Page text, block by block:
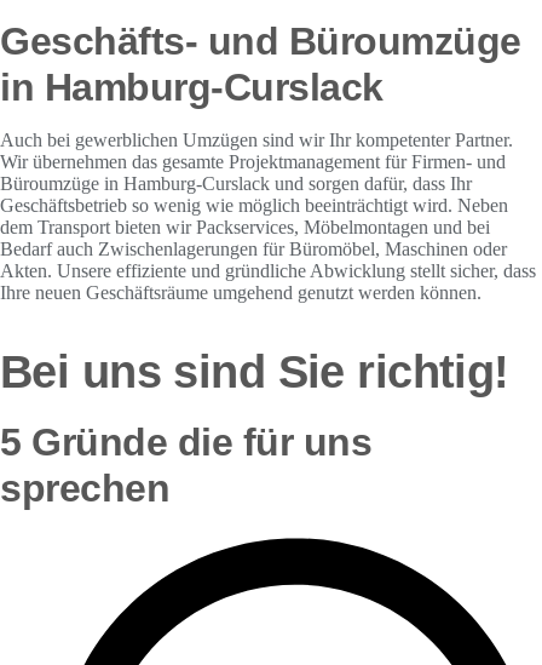
Geschäfts- und Büroumzüge
in Hamburg-Curslack
Auch bei gewerblichen Umzügen sind wir Ihr kompetenter Partner.
Wir übernehmen das gesamte Projektmanagement für Firmen- und
Büroumzüge in Hamburg-Curslack und sorgen dafür, dass Ihr
Geschäftsbetrieb so wenig wie möglich beeinträchtigt wird. Neben
dem Transport bieten wir Packservices, Möbelmontagen und bei
Bedarf auch Zwischenlagerungen für Büromöbel, Maschinen oder
Akten. Unsere effiziente und gründliche Abwicklung stellt sicher, dass
Ihre neuen Geschäftsräume umgehend genutzt werden können.
Bei uns sind Sie richtig!
5 Gründe die für uns
sprechen